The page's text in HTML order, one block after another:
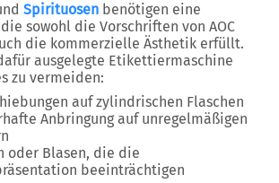
Spirituosen benötigen eine
sowohl die Vorschriften von AOC
die kommerzielle Ästhetik erfüllt.
ausgelegte Etikettiermaschine
zu vermeiden:
auf zylindrischen Flaschen
Anbringung auf unregelmäßigen
oder Blasen, die die
beeinträchtigen